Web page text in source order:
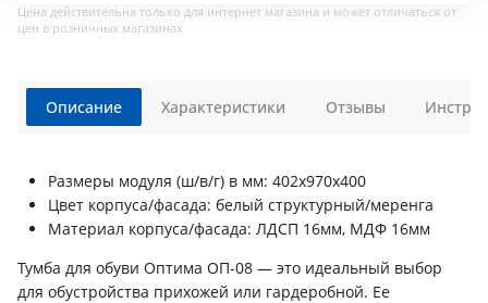
Цена действительна только для интернет магазина и может отличаться от
цен в розничных магазинах
Описание
Размеры модуля (ш/в/г) в мм: 402х970х400
Цвет корпуса/фасада: белый структурный/меренга
Материал корпуса/фасада: ЛДСП 16мм, МДФ 16мм
Тумба для обуви Оптима ОП-08 — это идеальный выбор
для обустройства прихожей или гардеробной. Ее
Характеристики Отзывы